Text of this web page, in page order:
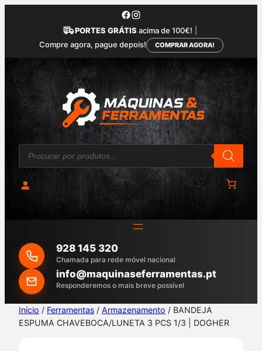
conteúdo
PORTES GRÁTIS acima de 100€!
Compre agora, pague depois!
COMPRAR AGORA!
P
o
u
r
c
h
928 145 320
Chamada para rede móvel nacional
info@maquinaseferramentas.pt
Responderemos o mais breve possível
Início / Ferramentas / Armazenamento / BANDEJA
ESPUMA CHAVEBOCA/LUNETA 3 PCS 1/3 | DOGHER